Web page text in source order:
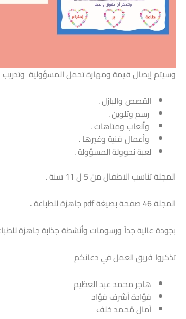
وسيتم إيصال قيمة ومهارة تحمل المسؤولية وتدريب
القصص والبازل .
رسم وتلوين .
وألعاب ومتاهات .
وأعمال فنية وغيرها .
لعبة نحوولة المسؤولة .
المجلة تناسب الاطفال من 5 ل 11 سنة .
المجلة 46 صفحة بصيغة pdf جاهزة للطباعة .
بجودة عالية جداً ورسومات وأنشطة جذابة جاهزة
تذكروا فريق العمل في دعائكم
هاجر محمد عبد العظيم
فؤادة أشرف فؤاد
آمال مُحمد خلف